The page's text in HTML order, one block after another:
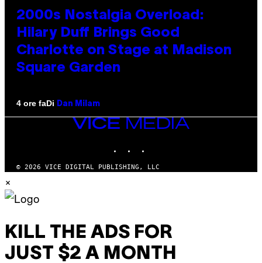
2000s Nostalgia Overload:
Hilary Duff Brings Good
Charlotte on Stage at Madison
Square Garden
4 ore faDi Dan Milam
VICE
MEDIA
© 2026 VICE DIGITAL PUBLISHING, LLC
×
KILL THE ADS FOR
JUST $2 A MONTH